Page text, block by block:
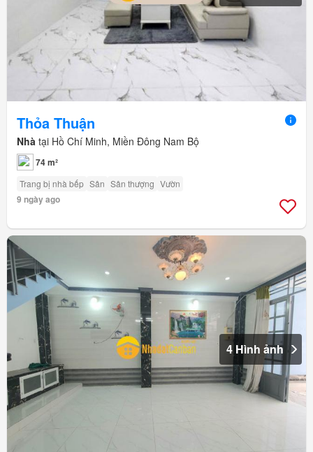
Thỏa Thuận
Nhà tại Hồ Chí Minh, Miền Đông Nam Bộ
74 m²
Trang bị nhà bếp Sân Sân thượng Vườn
9 ngày ago
4 Hình ảnh